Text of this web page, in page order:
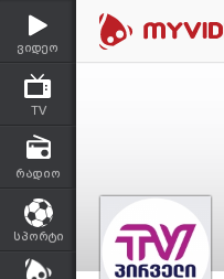
ვიდეო
TV
რადიო
სპორტი